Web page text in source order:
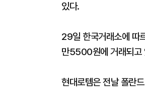
있다.
29일 한국거래소에
만5500원에 거래되고
현대로템은 전날 폴란